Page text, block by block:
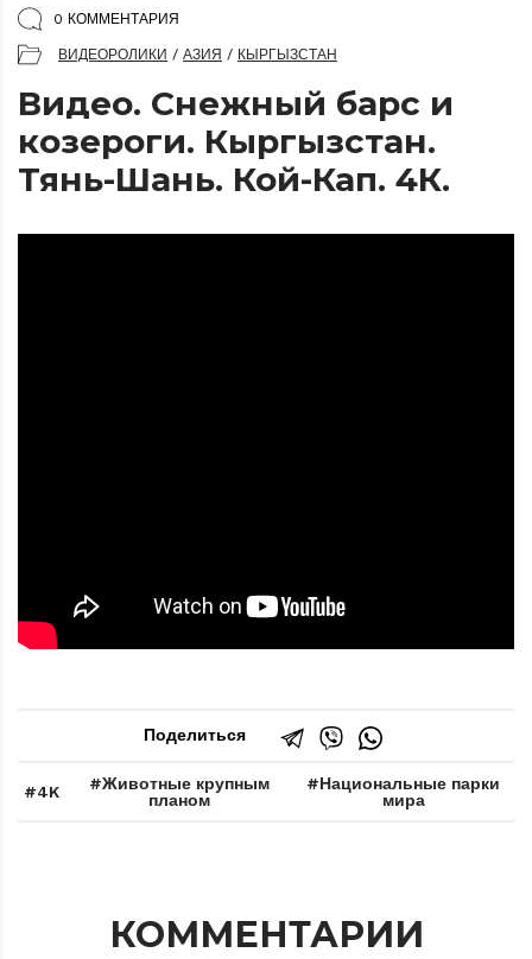
0 КОММЕНТАРИЯ
ВИДЕОРОЛИКИ / АЗИЯ / КЫРГЫЗСТАН
Видео. Снежный барс и
козероги. Кыргызстан.
Тянь-Шань. Кой-Кап. 4К.
Поделиться
4K
Животные крупным
планом
Национальные парки
мира
КОММЕНТАРИИ